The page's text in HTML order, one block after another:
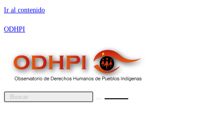
Ir al contenido
ODHPI